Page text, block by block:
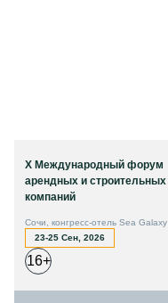
X Международный форум
арендных и строительных
компаний
Сочи, конгресс-отель Sea Galaxy
23-25 Сен, 2026
16+